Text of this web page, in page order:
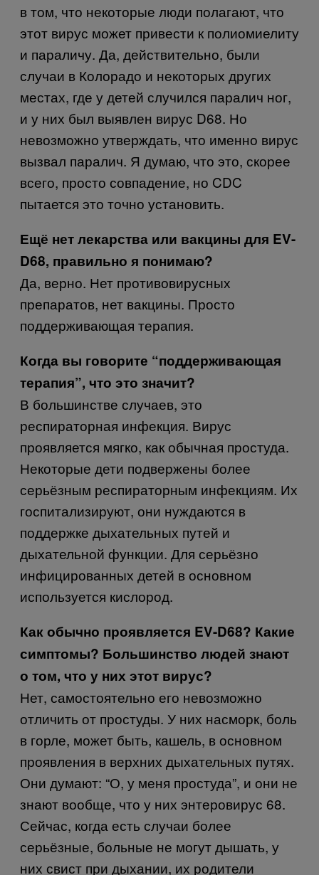
в том, что некоторые люди полагают, что
этот вирус может привести к полиомиелиту
и параличу. Да, действительно, были
случаи в Колорадо и некоторых других
местах, где у детей случился паралич ног,
и у них был выявлен вирус D68. Но
невозможно утверждать, что именно вирус
вызвал паралич. Я думаю, что это, скорее
всего, просто совпадение, но CDC
пытается это точно установить.
Ещё нет лекарства или вакцины для EV-
D68, правильно я понимаю?
Да, верно. Нет противовирусных
препаратов, нет вакцины. Просто
поддерживающая терапия.
Когда вы говорите “поддерживающая
терапия”, что это значит?
В большинстве случаев, это
респираторная инфекция. Вирус
проявляется мягко, как обычная простуда.
Некоторые дети подвержены более
серьёзным респираторным инфекциям. Их
госпитализируют, они нуждаются в
поддержке дыхательных путей и
дыхательной функции. Для серьёзно
инфицированных детей в основном
используется кислород.
Как обычно проявляется EV-D68? Какие
симптомы? Большинство людей знают
о том, что у них этот вирус?
Нет, самостоятельно его невозможно
отличить от простуды. У них насморк, боль
в горле, может быть, кашель, в основном
проявления в верхних дыхательных путях.
Они думают: “О, у меня простуда”, и они не
знают вообще, что у них энтеровирус 68.
Сейчас, когда есть случаи более
серьёзные, больные не могут дышать, у
них свист при дыхании, их родители